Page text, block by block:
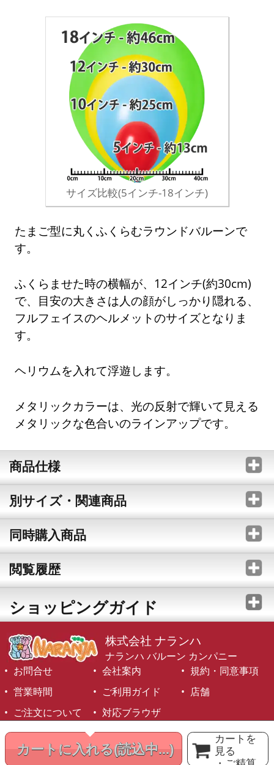
カートに入れる(読込中...)
カートを
見る
サイズ比較(5インチ-18インチ)
たまご型に丸くふくらむラウンドバルーンで
す。
ふくらませた時の横幅が、12インチ(約30cm)
で、目安の大きさは人の顔がしっかり隠れる、
フルフェイスのヘルメットのサイズとなりま
す。
ヘリウムを入れて浮遊します。
メタリックカラーは、光の反射で輝いて見える
メタリックな色合いのラインアップです。
商品仕様
別サイズ・関連商品
同時購入商品
閲覧履歴
ショッピングガイド
株式会社 ナランハ
ナランハ バルーン カンパニー
お問合せ
会社案内
規約・同意事項
営業時間
ご利用ガイド
店舗
ご注文について
対応ブラウザ
©1999-2026 NARANJA Inc. All Rights Reserved.